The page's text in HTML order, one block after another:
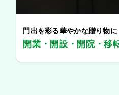
門出を彩る華やかな贈り物に
開業・開設・開院・移